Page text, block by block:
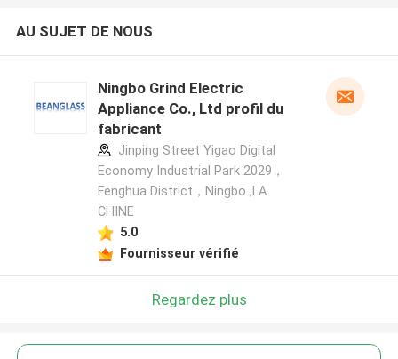
AU SUJET DE NOUS
Ningbo Grind Electric
Appliance Co., Ltd profil du
fabricant
Jinping Street Yigao Digital
Economy Industrial Park 2029，
Fenghua District，Ningbo ,LA
CHINE
5.0
Fournisseur vérifié
Regardez plus